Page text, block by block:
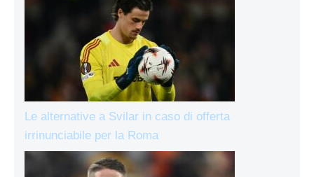
Le alternative a Svilar in caso di offerta
irrinunciabile per la Roma